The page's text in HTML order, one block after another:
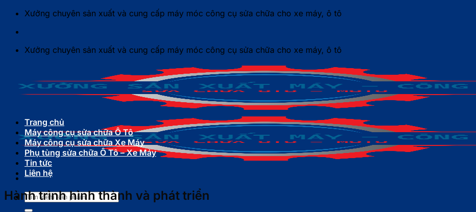
Xưởng chuyên sản xuất và cung cấp máy móc công cụ sửa chữa cho xe máy, ô tô
Xưởng chuyên sản xuất và cung cấp máy móc công cụ sửa chữa cho xe máy, ô tô
Tìm
Trang chủ
Máy công cụ sửa chữa Ô Tô
Máy công cụ sửa chữa Xe Máy
Phụ tùng sửa chữa Ô Tô – Xe Máy
Tin tức
Liên hệ
Hành trình hình thành và phát triển